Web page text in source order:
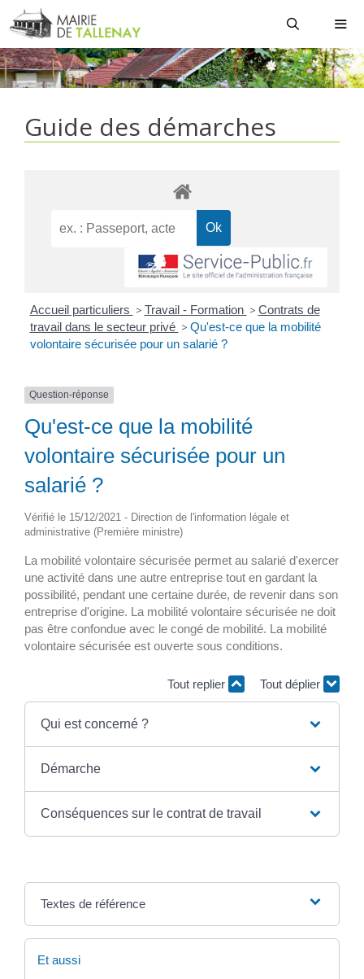
Aller
au
contenu
Guide des démarches
Accueil particuliers > Travail - Formation > Contrats de
travail dans le secteur privé > Qu'est-ce que la mobilité
volontaire sécurisée pour un salarié ?
Question-réponse
Qu'est-ce que la mobilité
volontaire sécurisée pour un
salarié ?
Vérifié le 15/12/2021 - Direction de l'information légale et
administrative (Première ministre)
La mobilité volontaire sécurisée permet au salarié d'exercer
une activité dans une autre entreprise tout en gardant la
possibilité, pendant une certaine durée, de revenir dans son
entreprise d'origine. La mobilité volontaire sécurisée ne doit
pas être confondue avec le congé de mobilité. La mobilité
volontaire sécurisée est ouverte sous conditions.
Tout replier Tout déplier
Qui est concerné ?
Démarche
Conséquences sur le contrat de travail
Textes de référence
Et aussi